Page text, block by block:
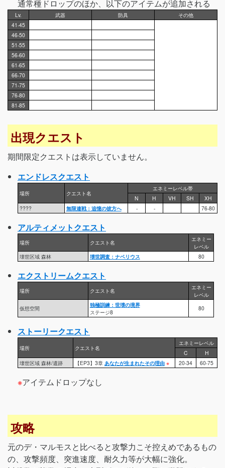
通常種ドロップのほか、以下のアイテムが追加される
Lv. 武器 防具
その他
41-45
46-50
51-55
56-60
61-65
66-70
71-75
76-80
81-85
出現クエスト
期間限定クエストは表示していません。
エンドレスクエスト
場所 クエスト名
エネミーレベル帯
N
H VH SH
XH
????
無限連戦：追憶の彼方へ - - 76-80
アルティメットクエスト
場所 クエスト名
エネミー
レベル
壊世区域 森林
壊世調査：ナベリウス 80
エクストリームクエスト
場所 クエスト名
エネミー
レベル
仮想空間
独極訓練：世壊の境界
ステージ8
80
ストーリークエスト
場所 クエスト名
エネミーレベル
C
H
壊世区域 森林/遺跡
【EP3】3章 あなたが生まれたその理由 ※ 20-34 60-75
※アイテムドロップなし
攻略
元のデ・マルモスと比べると攻撃力こそ控えめであるもの
の、攻撃頻度、突進速度、耐久力等が大幅に強化。